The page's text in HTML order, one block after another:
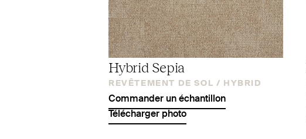
Hybrid Sepia
REVÊTEMENT DE SOL / HYBRID
Commander un échantillon
Télécharger photo